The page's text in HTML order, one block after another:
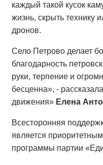
каждый такой кусок
жизнь, скрыть технику
дронов.
Село Петрово делает
благодарность
руки, терпение и
бесценна», -
движения» Елена
Всесторонняя
является
программы партии